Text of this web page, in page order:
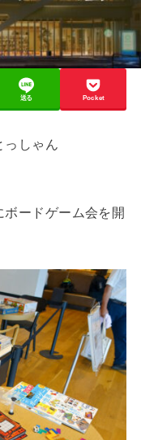
送る Pocket
っしゃん
ードゲーム会を開